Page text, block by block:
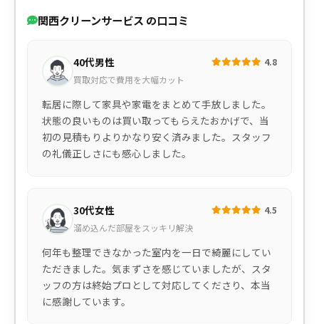
関西クリーンサービス の口コミ
40代男性
買取対応で費用を大幅カット
4.8
転居に際して家具や家電をまとめて手放しました。
状態の良いものは買い取ってもらえたおかげで、当
初の見積もりよりかなり安く済みました。スタッフ
の礼儀正しさにも感心しました。
30代女性
溜め込んだ部屋をスッキリ解決
4.5
何年も整理できなかった室内を一日で綺麗にしてい
ただきました。気まずさを感じていましたが、スタ
ッフの方は終始プロとして対応してくださり、本当
に感謝しています。